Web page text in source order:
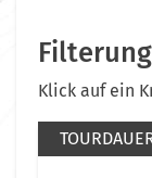
Filterung
Klick auf ein